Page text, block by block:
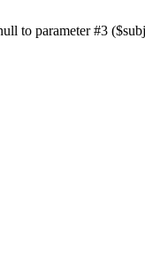
to parameter #3